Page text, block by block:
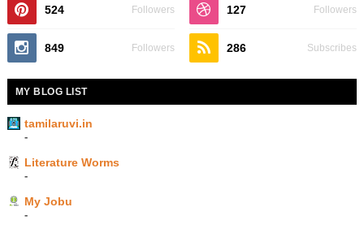
524 Followers 127 Followers
849 Followers 286 Subscribes
MY BLOG LIST
tamilaruvi.in
-
Literature Worms
-
My Jobu
-